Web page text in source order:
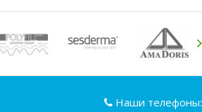
Наши телефоны: